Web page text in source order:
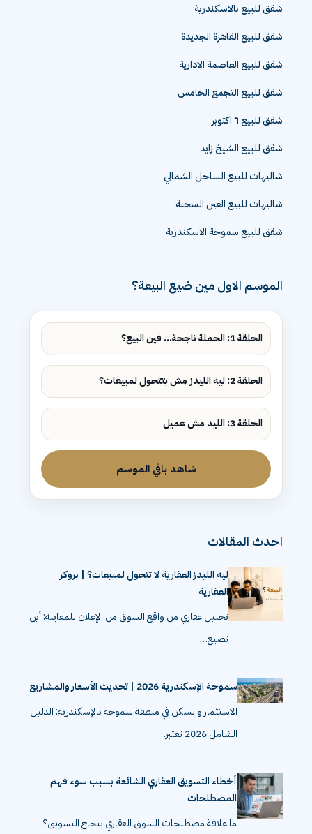
شقق للبيع بالاسكندرية
شقق للبيع القاهرة الجديدة
شقق للبيع العاصمة الادارية
شقق للبيع التجمع الخامس
شقق للبيع ٦ اكتوبر
شقق للبيع الشيخ زايد
شاليهات للبيع الساحل الشمالي
شاليهات للبيع العين السخنة
شقق للبيع سموحة الاسكندرية
الموسم الاول مين ضيع البيعة؟
الحلقة 1: الحملة ناجحة... فين البيع؟
الحلقة 2: ليه الليدز مش بتتحول لمبيعات؟
الحلقة 3: الليد مش عميل
شاهد باقي الموسم
احدث المقالات
ليه الليدز العقارية لا تتحول لمبيعات؟ | بروكر
العقارية
تحليل عقاري من واقع السوق من الإعلان للمعاينة: أين
تضيع…
سموحة الإسكندرية 2026 | تحديث الأسعار والمشاريع
الاستثمار والسكن في منطقة سموحة بالإسكندرية: الدليل
الشامل 2026 تعتبر…
أخطاء التسويق العقاري الشائعة بسبب سوء فهم
المصطلحات
ما علاقة مصطلحات السوق العقاري بنجاح التسويق؟